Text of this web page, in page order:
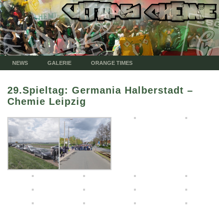
NEWS GALERIE ORANGE TIMES
29.Spieltag: Germania Halberstadt –
Chemie Leipzig